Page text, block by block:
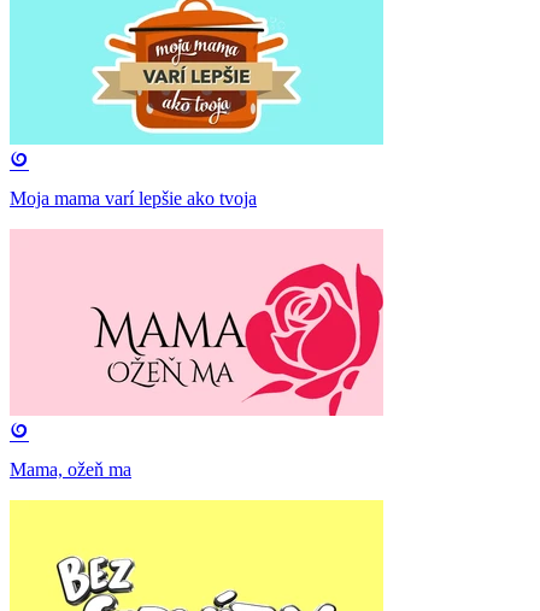
Moja mama varí lepšie ako tvoja
Mama, ožeň ma